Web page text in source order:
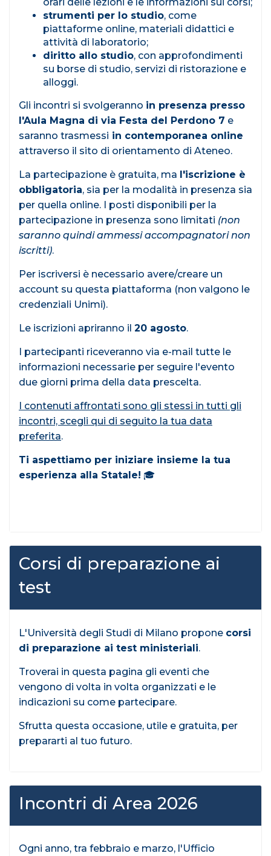
strumenti per lo studio, come
piattaforme online, materiali didattici e
attività di laboratorio;
diritto allo studio, con approfondimenti
su borse di studio, servizi di ristorazione e
alloggi.
Gli incontri si svolgeranno in presenza presso
l'Aula Magna di via Festa del Perdono 7 e
saranno trasmessi in contemporanea online
attraverso il sito di orientamento di Ateneo.
La partecipazione è gratuita, ma l'iscrizione è
obbligatoria, sia per la modalità in presenza sia
per quella online. I posti disponibili per la
partecipazione in presenza sono limitati (non
saranno quindi ammessi accompagnatori non
iscritti).
Per iscriversi è necessario avere/creare un
account su questa piattaforma (non valgono le
credenziali Unimi).
Le iscrizioni apriranno il 20 agosto.
I partecipanti riceveranno via e-mail tutte le
informazioni necessarie per seguire l'evento
due giorni prima della data prescelta.
I contenuti affrontati sono gli stessi in tutti gli
incontri, scegli qui di seguito la tua data
preferita.
Ti aspettiamo per iniziare insieme la tua
esperienza alla Statale! 🎓
Corsi di preparazione ai
test
L'Università degli Studi di Milano propone corsi
di preparazione ai test ministeriali.
Troverai in questa pagina gli eventi che
vengono di volta in volta organizzati e le
indicazioni su come partecipare.
Sfrutta questa occasione, utile e gratuita, per
prepararti al tuo futuro.
Incontri di Area 2026
Ogni anno, tra febbraio e marzo, l'Ufficio